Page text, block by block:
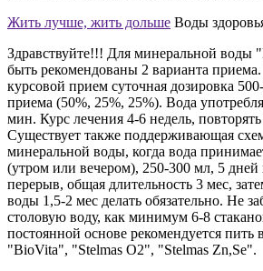
Жить лучше, жить дольше Воды
Здравствуйте!!! Для минеральной воды
быть рекомендованы 2 варианта
курсовой прием суточная дозировка
приема (50%, 25%, 25%). Вода
мин. Курс лечения 4-6 недель, повторять
Существует также поддерживающая
минеральной воды, когда вода
(утром или вечером), 250-300 мл, 5
перерыв, общая длительность 3 мес,
воды 1,5-2 мес делать обязательно. Не
столовую воду, как минимум 6-8
постоянной основе рекомендуется пить
"BioVita", "Stelmas О2", "Stelmas Zn,Se".